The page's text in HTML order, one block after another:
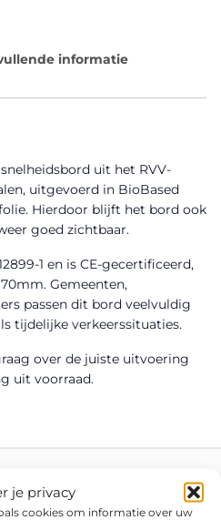
je privacy
cookies om informatie over uw
informatie
uit het RVV-
uitgevoerd in BioBased
Hierdoor blijft het bord ook
goed zichtbaar.
1 en is CE-gecertificeerd,
Gemeenten,
passen dit bord veelvuldig
tijdelijke verkeerssituaties.
over de juiste uitvoering
uit voorraad.